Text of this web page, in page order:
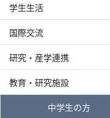
学生生活
国際交流
研究・産学連携
教育・研究施設
中学生の方